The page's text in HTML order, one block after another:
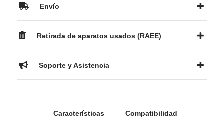
Envío
Retirada de aparatos usados (RAEE)
Soporte y Asistencia
Características Compatibilidad